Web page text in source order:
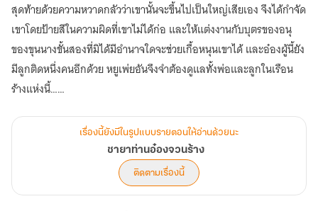
สุดท้ายด้วยความหวาดกลัวว่าเขานั้นจะขึ้นไปเป็นใหญ่เสียเอง จึงได้กำจัด
เขาโดยป้ายสีในความผิดที่เขาไม่ได้ก่อ และให้แต่งงานกับบุตรของอนุ
ของขุนนางขั้นสองที่มิได้มีอำนาจใดจะช่วยเกื้อหนุนเขาได้ และอ๋องผู้นี้ยัง
มีลูกติดหนึ่งคนอีกด้วย หยูเพ่ยอันจึงจำต้องดูแลทั้งพ่อและลูกในเรือน
ร้างแห่งนี้……
เรื่องนี้ยังมีในรูปแบบรายตอนให้อ่านด้วยนะ
ชายาท่านอ๋องจวนร้าง
ติดตามเรื่องนี้